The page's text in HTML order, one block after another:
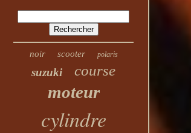
noir scooter polaris
suzuki course
moteur
cylindre